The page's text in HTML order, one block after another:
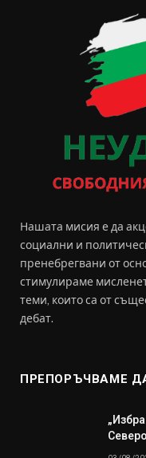
Нашата мисия е да
социални и
пренебрегвани от
стимулираме
теми, които са от
дебат.
ПРЕПОРЪЧВАМЕ